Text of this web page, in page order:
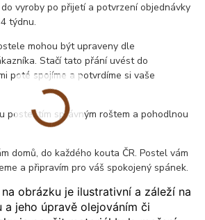
vyroby po přijetí a potvrzení objednávky
týdnu.
mohou být upraveny dle
Stačí tato přání uvést do
poté spojíme a potvrdíme si vaše
postel tím správným roštem a pohodlnou
domů, do každého kouta ČR. Postel vám
a připravím pro váš spokojený spánek.
obrázku je ilustrativní a záleží na
a jeho úpravě olejováním či